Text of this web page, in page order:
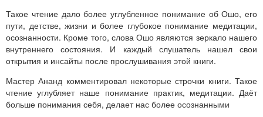
Такое чтение дало более углубленное понимание об Ошо, его
пути, детстве, жизни и более глубокое понимание медитации,
осознанности. Кроме того, слова Ошо являются зеркало нашего
внутреннего состояния. И каждый слушатель нашел свои
открытия и инсайты после прослушивания этой книги.
Мастер Ананд комментировал некоторые строчки книги. Такое
чтение углубляет наше понимание практик, медитации. Даёт
больше понимания себя, делает нас более осознанными